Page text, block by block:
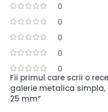
0
0
0
0
0
Fii primul care scrii o
galerie metalica simpla,
25 mm”